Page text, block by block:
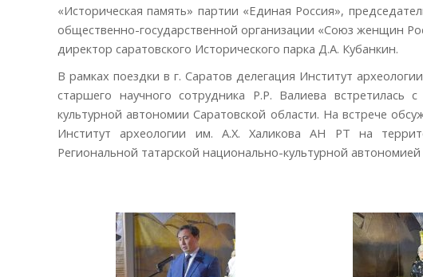
«Историческая память» партии «Единая Россия»,
общественно-государственной организации «Союз женщин
директор саратовского Исторического парка Д.А. Кубанкин.
В рамках поездки в г. Саратов делегация Институт
старшего научного сотрудника Р.Р. Валиева встретилась
культурной автономии Саратовской области. На встрече
Институт археологии им. А.Х. Халикова АН РТ на
Региональной татарской национально-культурной